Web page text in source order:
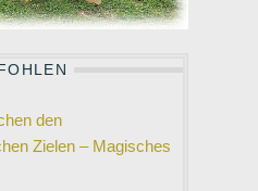
den
Zielen – Magisches